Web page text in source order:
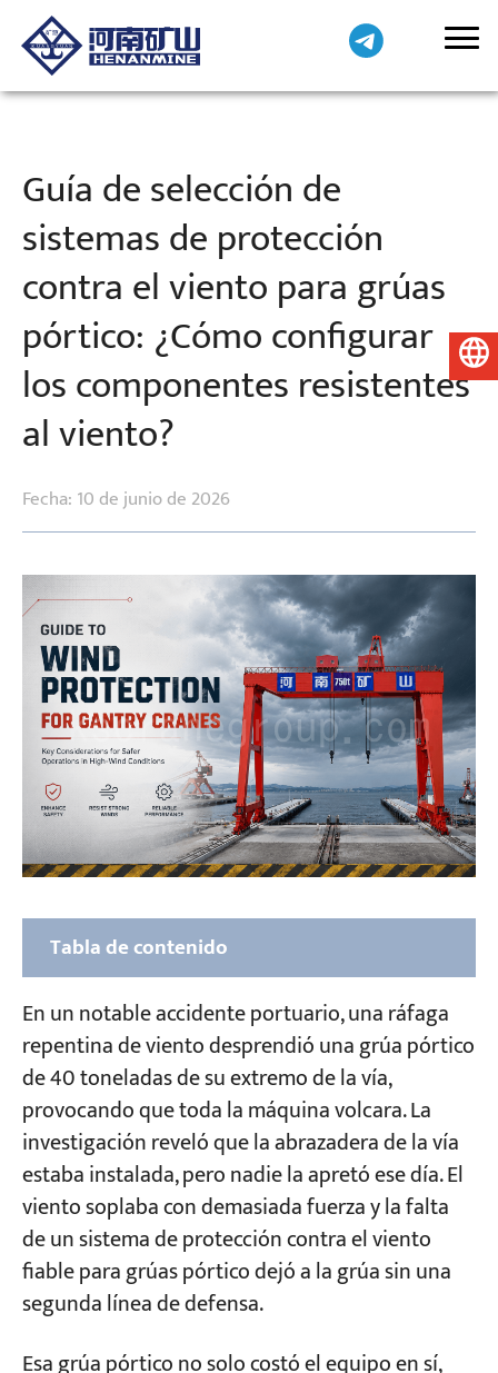
Proyectos
Blogs
Noticias
Aplicaciones
Sobre nosotros
Contáctenos
Guía de selección de
sistemas de protección
contra el viento para grúas
pórtico: ¿Cómo configurar
los componentes resistentes
al viento?
Fecha: 10 de junio de 2026
Tabla de contenido
protección contra el viento no se reduce a
una sola abrazadera de riel.
¿Cómo elegir una abrazadera para rieles? —
Manual, eléctrica, de resorte
electrohidráulico: diferencias significativas
en costo y aplicación.
Abrazadera manual para rieles: barata, pero
apuesta a que "la gente no la olvidará".
automática con señal de enclavamiento;
En un notable accidente portuario, una ráfaga
repentina de viento desprendió una grúa pórtico
de 40 toneladas de su extremo de la vía,
provocando que toda la máquina volcara. La
investigación reveló que la abrazadera de la vía
estaba instalada, pero nadie la apretó ese día. El
viento soplaba con demasiada fuerza y la falta
de un sistema de protección contra el viento
fiable para grúas pórtico dejó a la grúa sin una
segunda línea de defensa.
Esa grúa pórtico no solo costó el equipo en sí,
Español